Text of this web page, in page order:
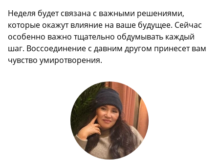
Неделя будет связана с важными решениями,
которые окажут влияние на ваше будущее. Сейчас
особенно важно тщательно обдумывать каждый
шаг. Воссоединение с давним другом принесет вам
чувство умиротворения.